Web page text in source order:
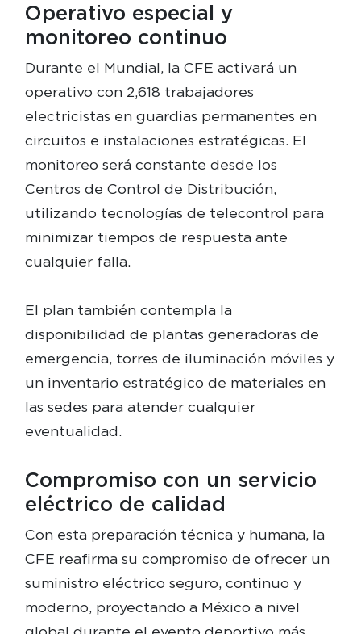
Operativo especial y
monitoreo continuo
Durante el Mundial, la CFE activará un
operativo con 2,618 trabajadores
electricistas en guardias permanentes en
circuitos e instalaciones estratégicas. El
monitoreo será constante desde los
Centros de Control de Distribución,
utilizando tecnologías de telecontrol para
minimizar tiempos de respuesta ante
cualquier falla.
El plan también contempla la
disponibilidad de plantas generadoras de
emergencia, torres de iluminación móviles y
un inventario estratégico de materiales en
las sedes para atender cualquier
eventualidad.
Compromiso con un servicio
eléctrico de calidad
Con esta preparación técnica y humana, la
CFE reafirma su compromiso de ofrecer un
suministro eléctrico seguro, continuo y
moderno, proyectando a México a nivel